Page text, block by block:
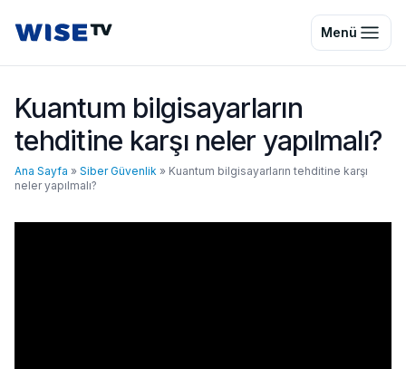
Wise TV Menü
Kuantum bilgisayarların
tehditine karşı neler yapılmalı?
Ana Sayfa » Siber Güvenlik » Kuantum bilgisayarların tehditine karşı
neler yapılmalı?